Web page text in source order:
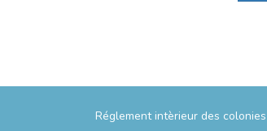
Réglement intèrieur des colonies